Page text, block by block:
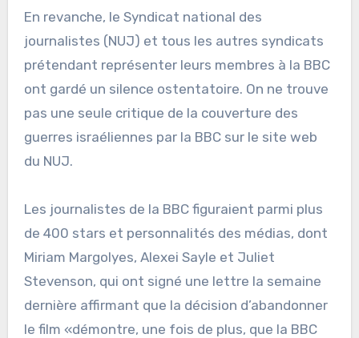
En revanche, le Syndicat national des
journalistes (NUJ) et tous les autres syndicats
prétendant représenter leurs membres à la BBC
ont gardé un silence ostentatoire. On ne trouve
pas une seule critique de la couverture des
guerres israéliennes par la BBC sur le site web
du NUJ.
Les journalistes de la BBC figuraient parmi plus
de 400 stars et personnalités des médias, dont
Miriam Margolyes, Alexei Sayle et Juliet
Stevenson, qui ont signé une lettre la semaine
dernière affirmant que la décision d’abandonner
le film «démontre, une fois de plus, que la BBC